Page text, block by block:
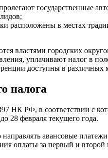
государственные
расположены в местах
властями городских
уплачивают налог в
доступны в
налога
НК РФ, в соответствии с
28 февраля текущего года.
направлять авансовые
оплаты за первый и